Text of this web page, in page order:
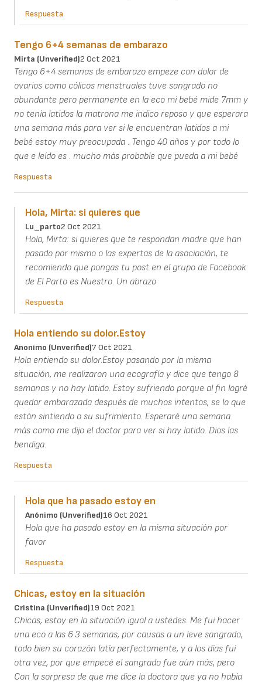
Respuesta
Tengo 6+4 semanas de embarazo
Mirta (unverified)2 Oct 2021
Tengo 6+4 semanas de embarazo empeze con dolor de
ovarios como cólicos menstruales tuve sangrado no
abundante pero permanente en la eco mi bebé mide 7mm y
no tenía latidos la matrona me indico reposo y que esperara
una semana más para ver si le encuentran latidos a mi
bebé estoy muy preocupada . Tengo 40 años y por todo lo
que e leído es . mucho más probable que pueda a mi bebé
Respuesta
Hola, Mirta: si quieres que
Lu_parto2 Oct 2021
Hola, Mirta: si quieres que te respondan madre que han
pasado por mismo o las expertas de la asociación, te
recomiendo que pongas tu post en el grupo de Facebook
de El Parto es Nuestro. Un abrazo
Respuesta
Hola entiendo su dolor.Estoy
Anonimo (unverified)7 Oct 2021
Hola entiendo su dolor.Estoy pasando por la misma
situación, me realizaron una ecografía y dice que tengo 8
semanas y no hay latido. Estoy sufriendo porque al fin logré
quedar embarazada después de muchos intentos, se lo que
están sintiendo o su sufrimiento. Esperaré una semana
más como me dijo el doctor para ver si hay latido. Dios las
bendiga.
Respuesta
Hola que ha pasado estoy en
Anónimo (unverified)16 Oct 2021
Hola que ha pasado estoy en la misma situación por
favor
Respuesta
Chicas, estoy en la situación
Cristina (unverified)19 Oct 2021
Chicas, estoy en la situación igual a ustedes. Me fui hacer
una eco a las 6.3 semanas, por causas a un leve sangrado,
todo bien su corazón latía perfectamente, y a los días fui
otra vez, por que empecé el sangrado fue aún más, pero
Con la sorpresa de que me dice la doctora que ya no había